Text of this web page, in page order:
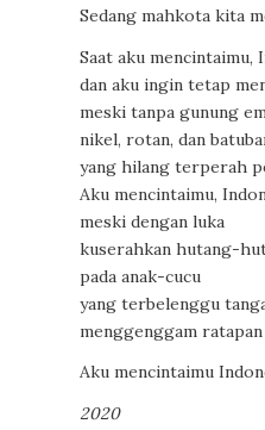
Sedang mahkota kita
Saat aku mencintaimu,
dan aku ingin tetap
meski tanpa gunung
nikel, rotan, dan
yang hilang terperah
Aku mencintaimu,
meski dengan luka
kuserahkan hutang-
pada anak-cucu
yang terbelenggu
menggenggam
Aku mencintaimu
2020